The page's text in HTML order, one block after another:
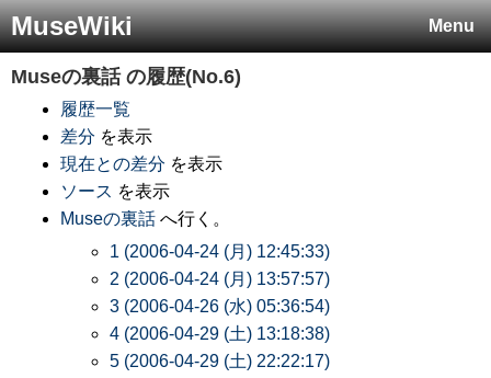
Menu
MuseWiki
Museの裏話の履歴(No.6)
履歴一覧
差分 を表示
現在との差分 を表示
ソース を表示
Museの裏話 へ行く。
1 (2006-04-24 (月) 12:45:33)
2 (2006-04-24 (月) 13:57:57)
3 (2006-04-26 (水) 05:36:54)
4 (2006-04-29 (土) 13:18:38)
5 (2006-04-29 (土) 22:22:17)